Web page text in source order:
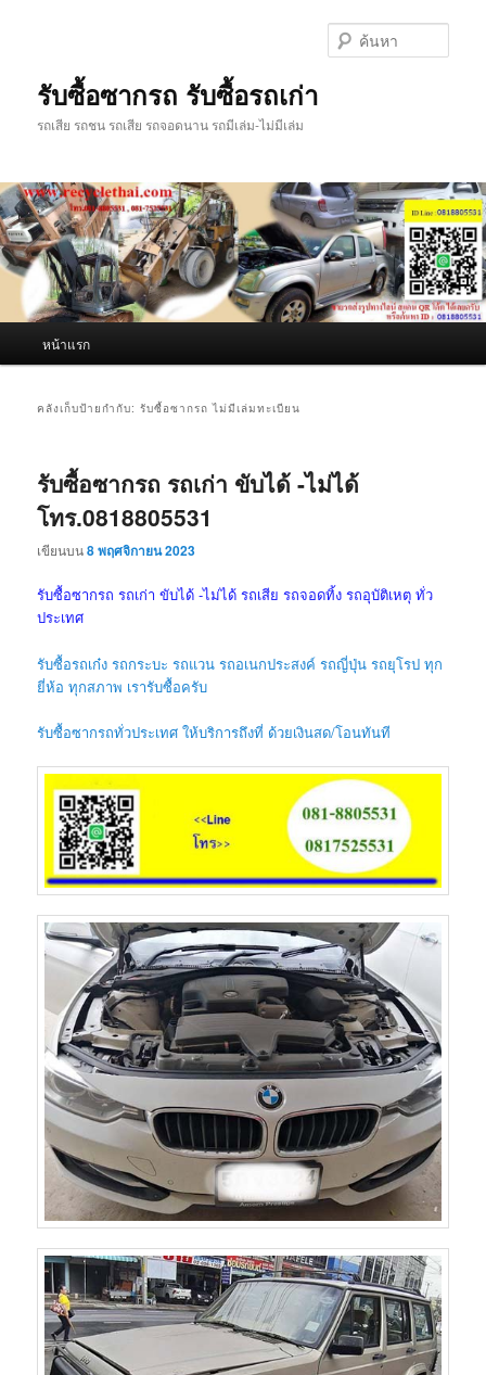
รับซื้อซากรถ รับซื้อรถเก่า
รถเสีย รถชน รถเสีย รถจอดนาน รถมีเล่ม-ไม่มีเล่ม
หน้าแรก
คลังเก็บป้ายกำกับ:รับซื้อซากรถ ไม่มีเล่มทะเบียน
รับซื้อซากรถ รถเก่า ขับได้ -ไม่ได้
โทร.0818805531
เขียนบน8 พฤศจิกายน 2023
รับซื้อซากรถ รถเก่า ขับได้ -ไม่ได้ รถเสีย รถจอดทิ้ง รถอุบัติเหตุ ทั่ว
ประเทศ
รับซื้อรถเก๋ง รถกระบะ รถแวน รถอเนกประสงค์ รถญี่ปุ่น รถยุโรป ทุก
ยี่ห้อ ทุกสภาพ เรารับซื้อครับ
รับซื้อซากรถทั่วประเทศ ให้บริการถึงที่ ด้วยเงินสด/โอนทันที